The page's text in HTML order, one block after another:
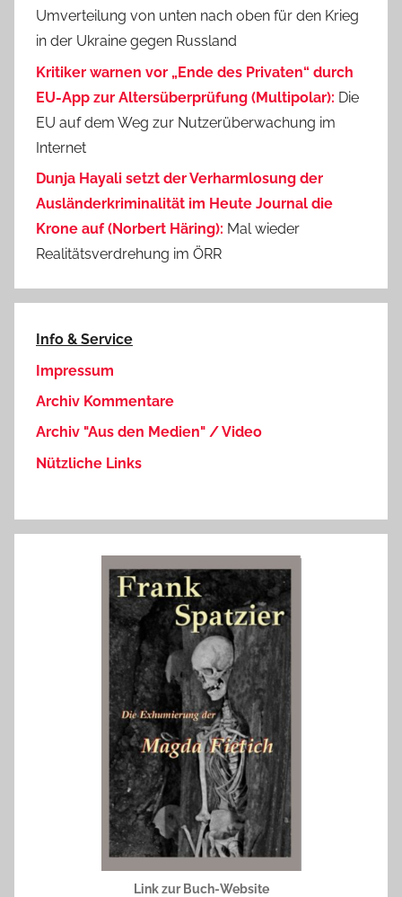
Umverteilung von unten nach oben für den Krieg
in der Ukraine gegen Russland
Kritiker warnen vor „Ende des Privaten“ durch
EU-App zur Altersüberprüfung (Multipolar): Die
EU auf dem Weg zur Nutzerüberwachung im
Internet
Dunja Hayali setzt der Verharmlosung der
Ausländerkriminalität im Heute Journal die
Krone auf (Norbert Häring): Mal wieder
Realitätsverdrehung im ÖRR
Info & Service
Impressum
Archiv Kommentare
Archiv "Aus den Medien" / Video
Nützliche Links
Link zur Buch-Website